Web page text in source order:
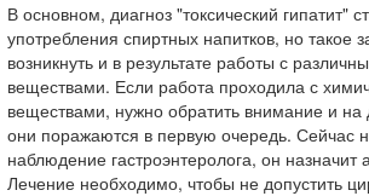
В основном, диагноз "токсический гипатит"
употребления спиртных напитков, но такое
возникнуть и в результате работы с
веществами. Если работа проходила с
веществами, нужно обратить внимание и на
они поражаются в первую очередь. Сейчас
наблюдение гастроэнтеролога, он назначит
Лечение необходимо, чтобы не допустить